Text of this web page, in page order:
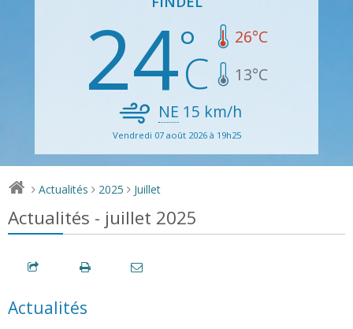
24 26°C
13°C
NE 15 km/h
Vendredi 07 août 2026 à 19h25
> Actualités > 2025 > Juillet
Actualités - juillet 2025
Actualités